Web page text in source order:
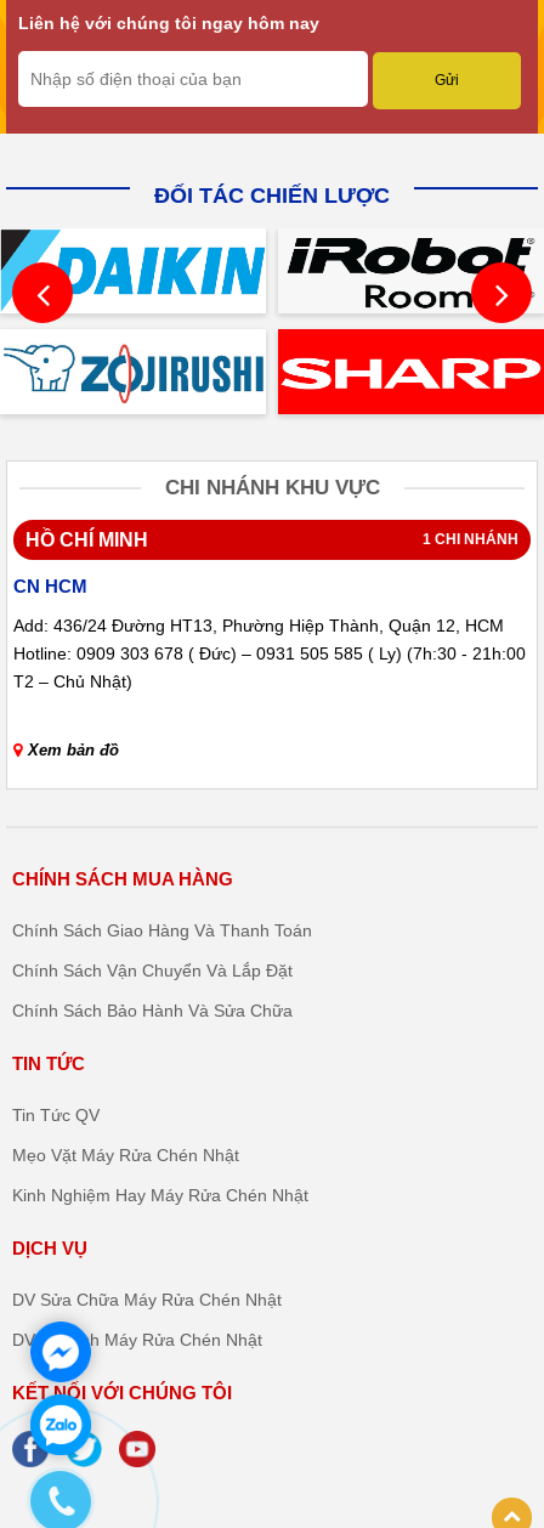
Liên hệ với chúng tôi ngay hôm nay
ĐỐI TÁC CHIẾN LƯỢC
CHI NHÁNH KHU VỰC
HỒ CHÍ MINH 1 CHI NHÁNH
CN HCM
Add: 436/24 Đường HT13, Phường Hiệp Thành, Quận 12, HCM
Hotline: 0909 303 678 ( Đức) – 0931 505 585 ( Ly) (7h:30 - 21h:00
T2 – Chủ Nhật)
Xem bản đồ
CHÍNH SÁCH MUA HÀNG
Chính Sách Giao Hàng Và Thanh Toán
Chính Sách Vận Chuyển Và Lắp Đặt
Chính Sách Bảo Hành Và Sửa Chữa
TIN TỨC
Tin Tức QV
Mẹo Vặt Máy Rửa Chén Nhật
Kinh Nghiệm Hay Máy Rửa Chén Nhật
DỊCH VỤ
DV Sửa Chữa Máy Rửa Chén Nhật
DV Vệ Sinh Máy Rửa Chén Nhật
KẾT NỐI VỚI CHÚNG TÔI